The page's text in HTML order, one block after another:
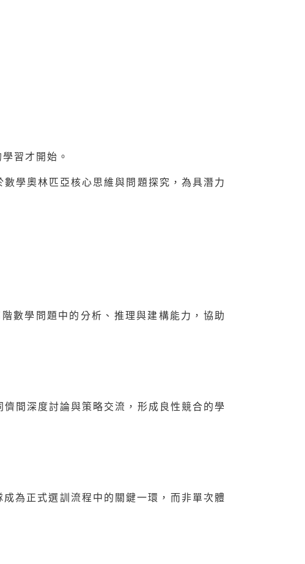
習才開始。
學奧林匹亞核心思維與問題探究，為具潛力
數學問題中的分析、推理與建構能力，協助
間深度討論與策略交流，形成良性競合的學
為正式選訓流程中的關鍵一環，而非單次體